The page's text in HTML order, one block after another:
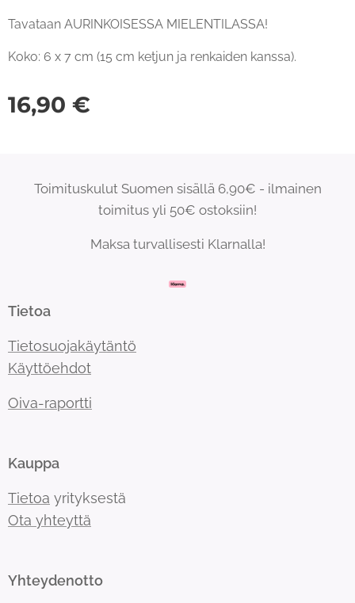
Tavataan AURINKOISESSA MIELENTILASSA! ☀️
Koko: 6 x 7 cm (15 cm ketjun ja renkaiden kanssa).
16,90 €
Toimituskulut Suomen sisällä 6,90€ - ilmainen
toimitus yli 50€ ostoksiin!
Maksa turvallisesti Klarnalla!
Tietoa
Tietosuojakäytäntö
Käyttöehdot
Oiva-raportti
Kauppa
Tietoa yrityksestä
Ota yhteyttä
Yhteydenotto